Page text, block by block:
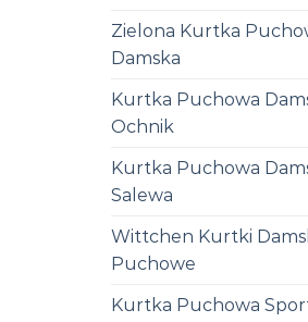
Zielona Kurtka
Damska
Kurtka Puchowa
Ochnik
Kurtka Puchowa
Salewa
Wittchen Kurtki
Puchowe
Kurtka Puchowa